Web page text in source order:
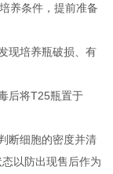
养条件，提前准备
现培养瓶破损、有
后将T25瓶置于
断细胞的密度并清
以防出现售后作为